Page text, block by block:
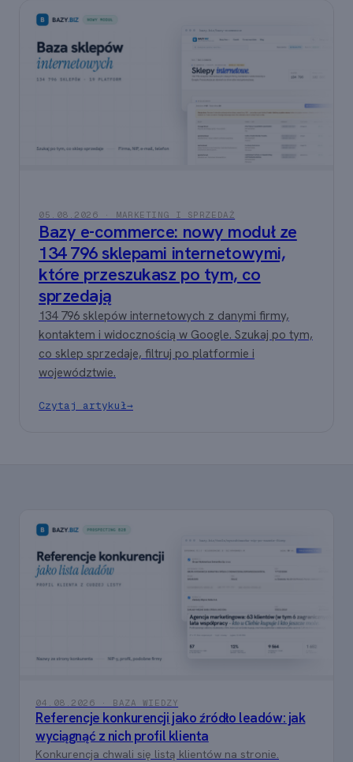
05.08.2026 · MARKETING I SPRZEDAŻ
Bazy e-commerce: nowy moduł ze
134 796 sklepami internetowymi,
które przeszukasz po tym, co
sprzedają
134 796 sklepów internetowych z danymi firmy,
kontaktem i widocznością w Google. Szukaj po tym,
co sklep sprzedaje, filtruj po platformie i
województwie.
Czytaj artykuł→
04.08.2026 · BAZA WIEDZY
Referencje konkurencji jako źródło leadów: jak
wyciągnąć z nich profil klienta
Konkurencja chwali się listą klientów na stronie.